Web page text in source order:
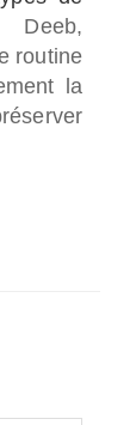
Deeb,
routine
la